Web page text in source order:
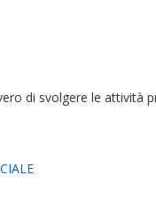
di svolgere le attività